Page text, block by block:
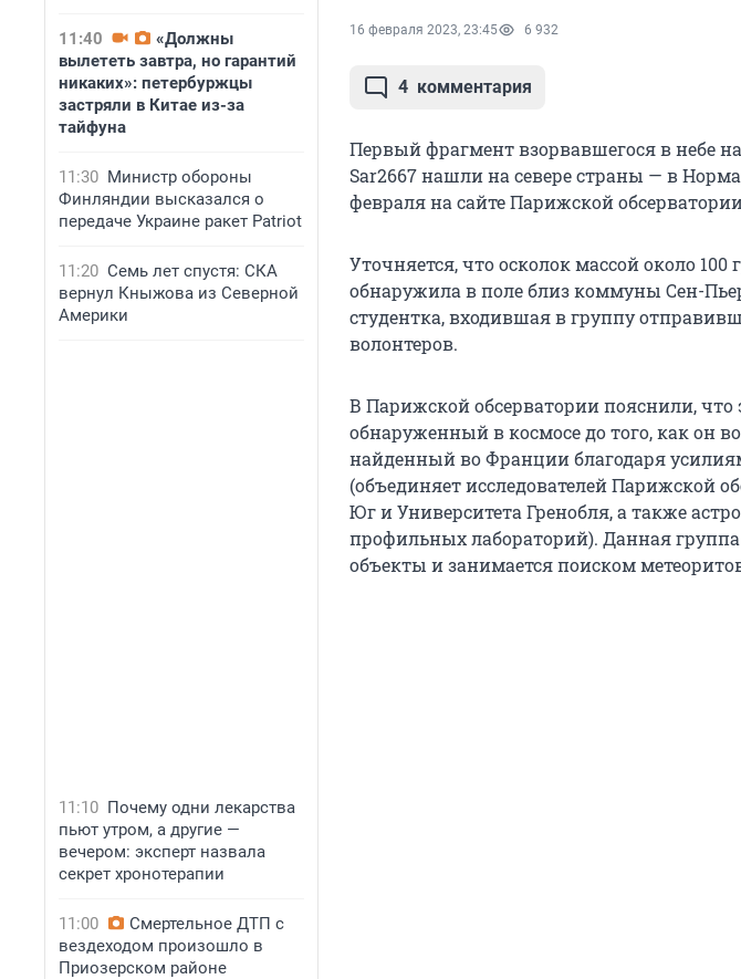
11:40
«Должны
вылететь завтра, но гарантий
никаких»: петербуржцы
застряли в Китае из-за
тайфуна
11:30 Министр обороны
Финляндии высказался о
передаче Украине ракет Patriot
11:20 Семь лет спустя: СКА
вернул Кныжова из Северной
Америки
11:10 Почему одни лекарства
пьют утром, а другие —
вечером: эксперт назвала
секрет хронотерапии
11:00
Смертельное ДТП с
вездеходом произошло в
Приозерском районе
16 февраля 2023, 23:45 6 932
4 комментария
Первый фрагмент взорвавшегося в небе
Sar2667 нашли на севере страны — в
февраля на сайте Парижской
Уточняется, что осколок массой около
обнаружила в поле близ коммуны Сен-
студентка, входившая в группу
волонтеров.
В Парижской обсерватории пояснили, что
обнаруженный в космосе до того, как он
найденный во Франции благодаря
(объединяет исследователей Парижской
Юг и Университета Гренобля, а также
профильных лабораторий). Данная
объекты и занимается поиском